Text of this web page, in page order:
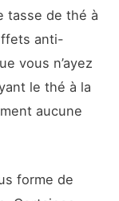
tasse de thé à
anti-
vous n’ayez
le thé à la
aucune
forme de